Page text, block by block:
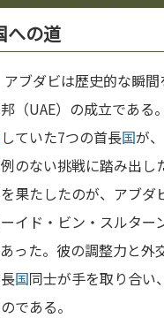
への道
ブダビは歴史的な瞬
（UAE）の成立である
していた7つの首長国が
のない挑戦に踏み出し
果たしたのが、アブダ
イド・ビン・スルター
った。彼の調整力と外
国同士が手を取り合い
である。